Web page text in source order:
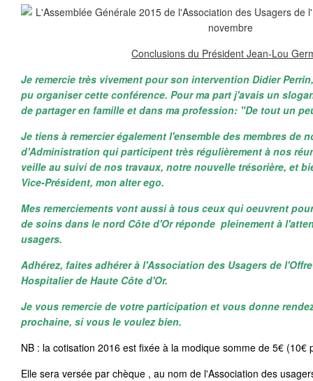
Conclusions du Président Jean-Lou
Je remercie très vivement pour son intervention Didier
pu organiser cette conférence. Pour ma part j'avais un
de partager en famille et dans ma profession: "De tout un
Je tiens à remercier également l'ensemble des membres de
d'Administration qui participent très régulièrement à nos
veille au suivi de nos travaux, notre nouvelle trésorière, et
Vice-Président, mon alter ego.
Mes remerciements vont aussi à tous ceux qui oeuvrent
de soins dans le nord Côte d'Or réponde pleinement à
usagers.
Adhérez, faites adhérer à l'Association des Usagers de
Hospitalier de Haute Côte d'Or.
Je vous remercie de votre participation et vous donne
prochaine, si vous le voulez bien.
NB : la cotisation 2016 est fixée à la modique somme de 5€ (10€
Elle sera versée par chèque , au nom de l'Association des